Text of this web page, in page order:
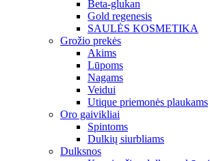
Beta-glukan
Gold regenesis
SAULĖS KOSMETIKA
Grožio prekės
Akims
Lūpoms
Nagams
Veidui
Utique priemonės plaukams
Oro gaivikliai
Spintoms
Dulkių siurbliams
Dulksnos